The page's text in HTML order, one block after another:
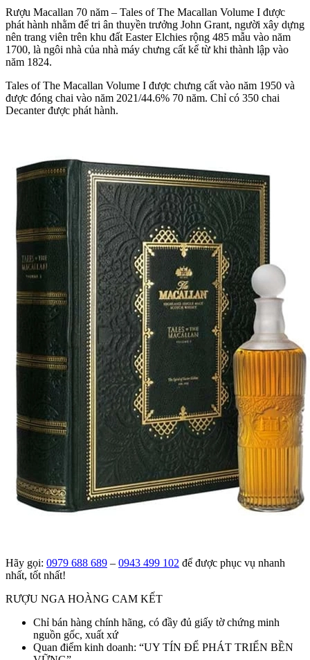
Rượu Macallan 70 năm – Tales of The Macallan Volume I được
phát hành nhằm để tri ân thuyền trưởng John Grant, người xây dựng
nên trang viên trên khu đất Easter Elchies rộng 485 mẫu vào năm
1700, là ngôi nhà của nhà máy chưng cất kể từ khi thành lập vào
năm 1824.
Tales of The Macallan Volume I được chưng cất vào năm 1950 và
được đóng chai vào năm 2021/44.6% 70 năm. Chỉ có 350 chai
Decanter được phát hành.
Hãy gọi: 0979 688 689 – 0943 499 102 để được phục vụ nhanh
nhất, tốt nhất!
RƯỢU NGA HOÀNG CAM KẾT
Chỉ bán hàng chính hãng, có đầy đủ giấy tờ chứng minh
nguồn gốc, xuất xứ
Quan điểm kinh doanh: “UY TÍN ĐỂ PHÁT TRIỂN BỀN